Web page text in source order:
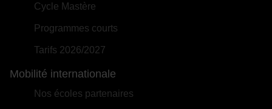
Cycle Mastère
Programmes courts
Tarifs 2026/2027
Mobilité internationale
Nos écoles partenaires